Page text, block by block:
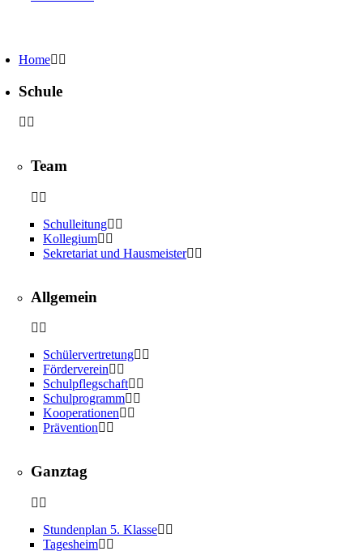
Home
Schule
Team
Schulleitung
Kollegium
Sekretariat und Hausmeister
Allgemein
Schülervertretung
Förderverein
Schulpflegschaft
Schulprogramm
Kooperationen
Prävention
Ganztag
Stundenplan 5. Klasse
Tagesheim